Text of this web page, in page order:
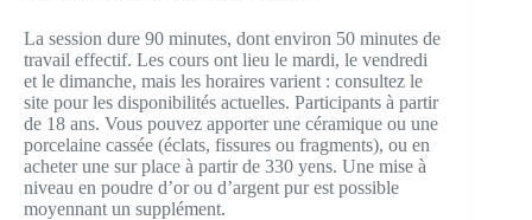
La session dure 90 minutes, dont environ 50 minutes de
travail effectif. Les cours ont lieu le mardi, le vendredi
et le dimanche, mais les horaires varient : consultez le
site pour les disponibilités actuelles. Participants à partir
de 18 ans. Vous pouvez apporter une céramique ou une
porcelaine cassée (éclats, fissures ou fragments), ou en
acheter une sur place à partir de 330 yens. Une mise à
niveau en poudre d’or ou d’argent pur est possible
moyennant un supplément.